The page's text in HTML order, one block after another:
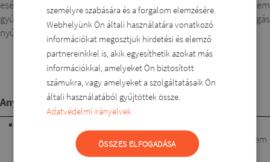
esésű, de jó tartású anyaga miatt nem tapad a testre.Nem
gyúrődik, mosás után is könnyen kezelhető. A "V" nyakkivágás
nyújta az alakot. A fehér alapon, alig látható nyomás van.
Anyagösszetétel
tapadó, elasztikus alapanyag. Jól mosható, nem gyűrődik, nem
veszít a színéből mosás után,és formatartó.
ROMANIAN
ENGLISH
DUTCH
személyre szabására és a forgalom elemzésére.
Webhelyünk Ön általi használatára vonatkozó
információkat megosztjuk hirdetési és elemző
partnereinkkel is, akik egyesíthetik azokat más
információkkal, amelyeket Ön biztosított
számukra, vagy amelyeket a szolgáltatásaik Ön
általi használatából gyűjtöttek össze.
Adatvédelmi irányelvek
ÖSSZES ELFOGADÁSA